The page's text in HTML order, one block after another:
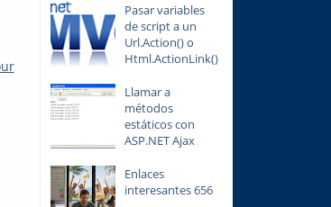
Pasar variables
de script a un
Url.Action() o
Html.ActionLink()
Llamar a
métodos
estáticos con
ASP.NET Ajax
Enlaces
interesantes 656